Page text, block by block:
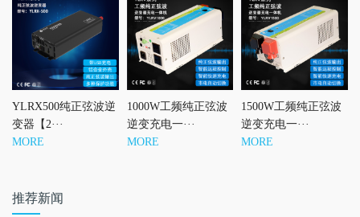
YLRX500纯正弦波逆
变器【2···
MORE
1000W工频纯正弦波
逆变充电一···
MORE
1500W工频纯正弦波
逆变充电一···
MORE
推荐新闻